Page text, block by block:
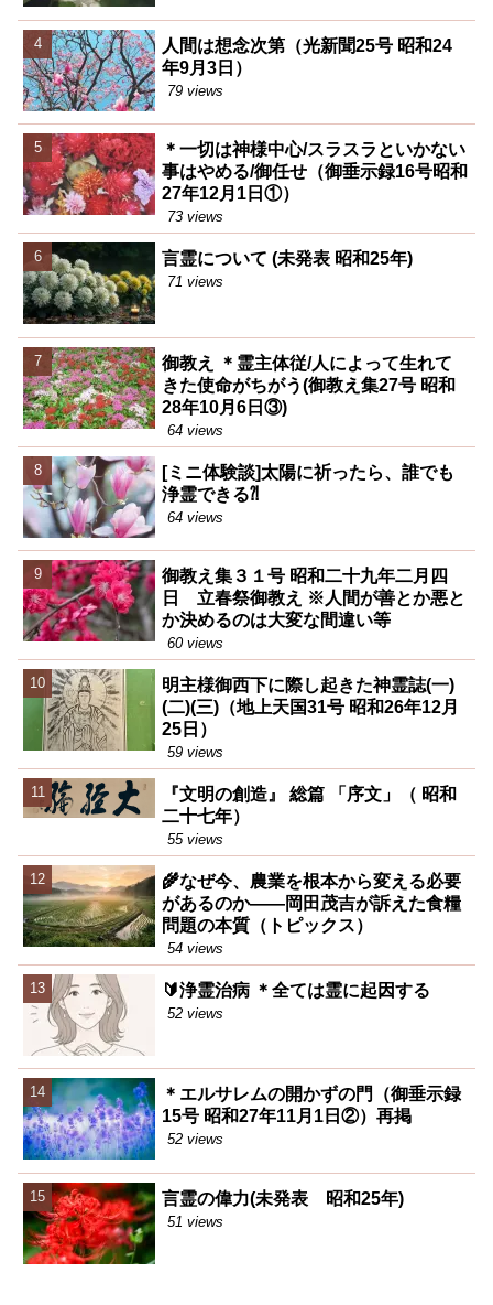
人間は想念次第（光新聞25号 昭和24
年9月3日）
79 views
＊一切は神様中心/スラスラといかない
事はやめる/御任せ（御垂示録16号昭和
27年12月1日①）
73 views
言霊について (未発表 昭和25年)
71 views
御教え ＊霊主体従/人によって生れて
きた使命がちがう(御教え集27号 昭和
28年10月6日③)
64 views
[ミニ体験談]太陽に祈ったら、誰でも
浄霊できる⁈
64 views
御教え集３１号 昭和二十九年二月四
日 立春祭御教え ※人間が善とか悪と
か決めるのは大変な間違い等
60 views
明主様御西下に際し起きた神霊誌(一)
(二)(三)（地上天国31号 昭和26年12月
25日）
59 views
『文明の創造』 総篇 「序文」（ 昭和
二十七年）
55 views
🌾なぜ今、農業を根本から変える必要
があるのか――岡田茂吉が訴えた食糧
問題の本質（トピックス）
54 views
🔰浄霊治病 ＊全ては霊に起因する
52 views
＊エルサレムの開かずの門（御垂示録
15号 昭和27年11月1日②）再掲
52 views
言霊の偉力(未発表 昭和25年)
51 views